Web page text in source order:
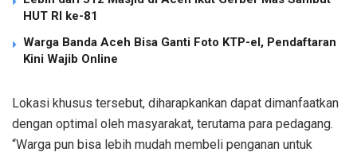
HUT RI ke-81
Warga Banda Aceh Bisa Ganti Foto KTP-el, Pendaftaran
Kini Wajib Online
Lokasi khusus tersebut, diharapkankan dapat dimanfaatkan
dengan optimal oleh masyarakat, terutama para pedagang.
“Warga pun bisa lebih mudah membeli penganan untuk